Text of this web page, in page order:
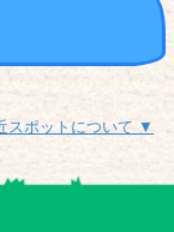
スポットについて ▼